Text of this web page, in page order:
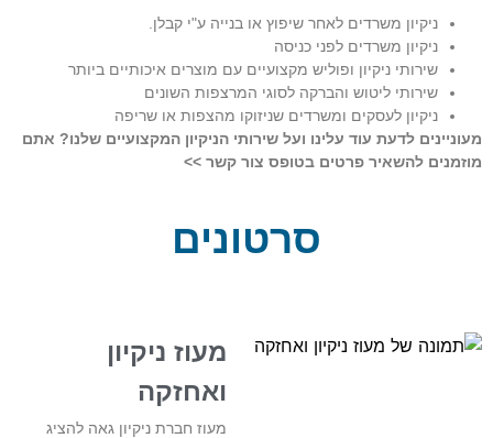
ניקיון משרדים לאחר שיפוץ או בנייה ע"י קבלן.
ניקיון משרדים לפני כניסה
שירותי ניקיון ופוליש מקצועיים עם מוצרים איכותיים ביותר
שירותי ליטוש והברקה לסוגי המרצפות השונים
ניקיון לעסקים ומשרדים שניזוקו מהצפות או שריפה
מעוניינים לדעת עוד עלינו ועל שירותי הניקיון המקצועיים שלנו? אתם
מוזמנים להשאיר פרטים בטופס צור קשר >>
סרטונים
מעוז ניקיון
ואחזקה
מעוז חברת ניקיון גאה להציג